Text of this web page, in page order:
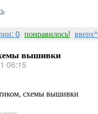
0 понравилось! вверх^
вышивки
06:15
схемы вышивки